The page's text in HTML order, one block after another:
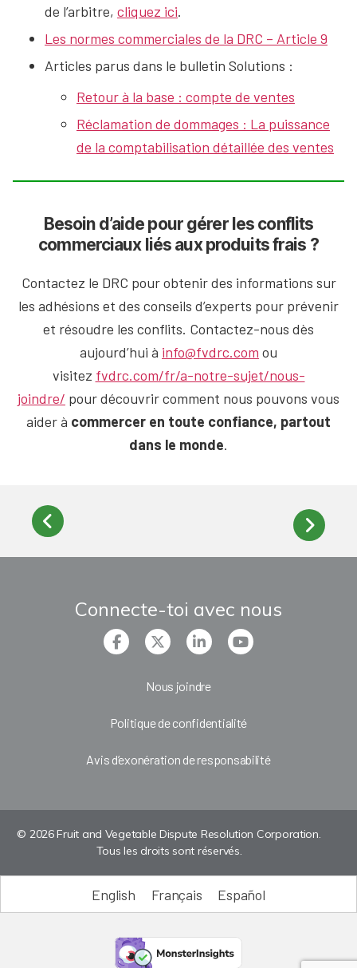
de l’arbitre, cliquez ici.
Les normes commerciales de la DRC – Article 9
Articles parus dans le bulletin Solutions :
Retour à la base : compte de ventes
Réclamation de dommages : La puissance
de la comptabilisation détaillée des ventes
Besoin d’aide pour gérer les conflits
commerciaux liés aux produits frais ?
Contactez le DRC pour obtenir des informations sur
les adhésions et des conseils d’experts pour prévenir
et résoudre les conflits. Contactez-nous dès
aujourd’hui à info@fvdrc.com ou
visitez fvdrc.com/fr/a-notre-sujet/nous-
joindre/ pour découvrir comment nous pouvons vous
aider à commercer en toute confiance, partout
dans le monde.
Connecte-toi avec nous
Nous joindre
Politique de confidentialité
Avis d’exonération de responsabilité
© 2026 Fruit and Vegetable Dispute Resolution Corporation.
Tous les droits sont réservés.
English Français Español